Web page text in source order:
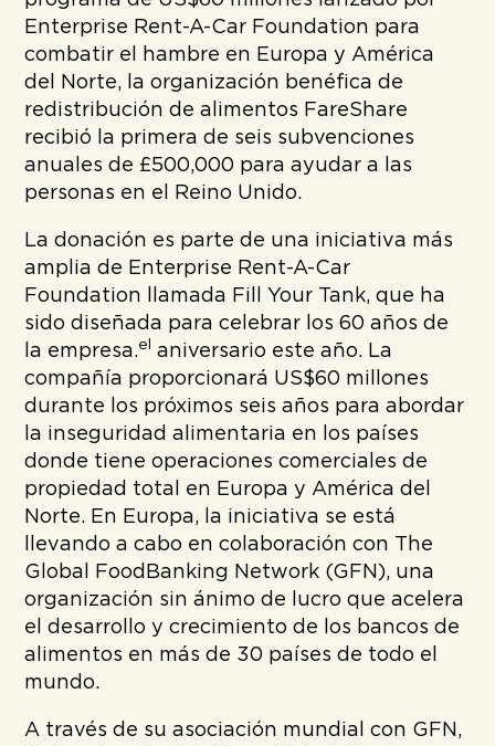
Enterprise Rent-A-Car Foundation para
combatir el hambre en Europa y América
del Norte, la organización benéfica de
redistribución de alimentos FareShare
recibió la primera de seis subvenciones
anuales de £500,000 para ayudar a las
personas en el Reino Unido.
La donación es parte de una iniciativa más
amplia de Enterprise Rent-A-Car
Foundation llamada Fill Your Tank, que ha
sido diseñada para celebrar los 60 años de
la empresa.el
aniversario este año. La
compañía proporcionará US$60 millones
durante los próximos seis años para abordar
la inseguridad alimentaria en los países
donde tiene operaciones comerciales de
propiedad total en Europa y América del
Norte. En Europa, la iniciativa se está
llevando a cabo en colaboración con The
Global FoodBanking Network (GFN), una
organización sin ánimo de lucro que acelera
el desarrollo y crecimiento de los bancos de
alimentos en más de 30 países de todo el
mundo.
A través de su asociación mundial con GFN,